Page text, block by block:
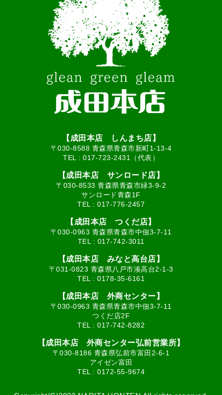
【成田本店 しんまち店】
〒030-8588 青森県青森市新町1-13-4
TEL : 017-723-2431（代表）
【成田本店 サンロード店】
〒030-8533 青森県青森市緑3-9-2
サンロード青森1F
TEL : 017-776-2457
【成田本店 つくだ店】
〒030-0963 青森県青森市中佃3-7-11
TEL : 017-742-3011
【成田本店 みなと高台店】
〒031-0823 青森県八戸市湊高台2-1-3
TEL : 0178-35-6161
【成田本店 外商センター】
〒030-0963 青森県青森市中佃3-7-11
つくだ店2F
TEL : 017-742-8282
【成田本店 外商センター弘前営業所】
〒030-8186 青森県弘前市富田2-6-1
アイゼン富田
TEL : 0172-55-9674